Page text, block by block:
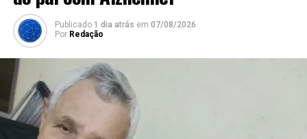
Publicado 1 dia atrás em 07/08/2026
Por Redação